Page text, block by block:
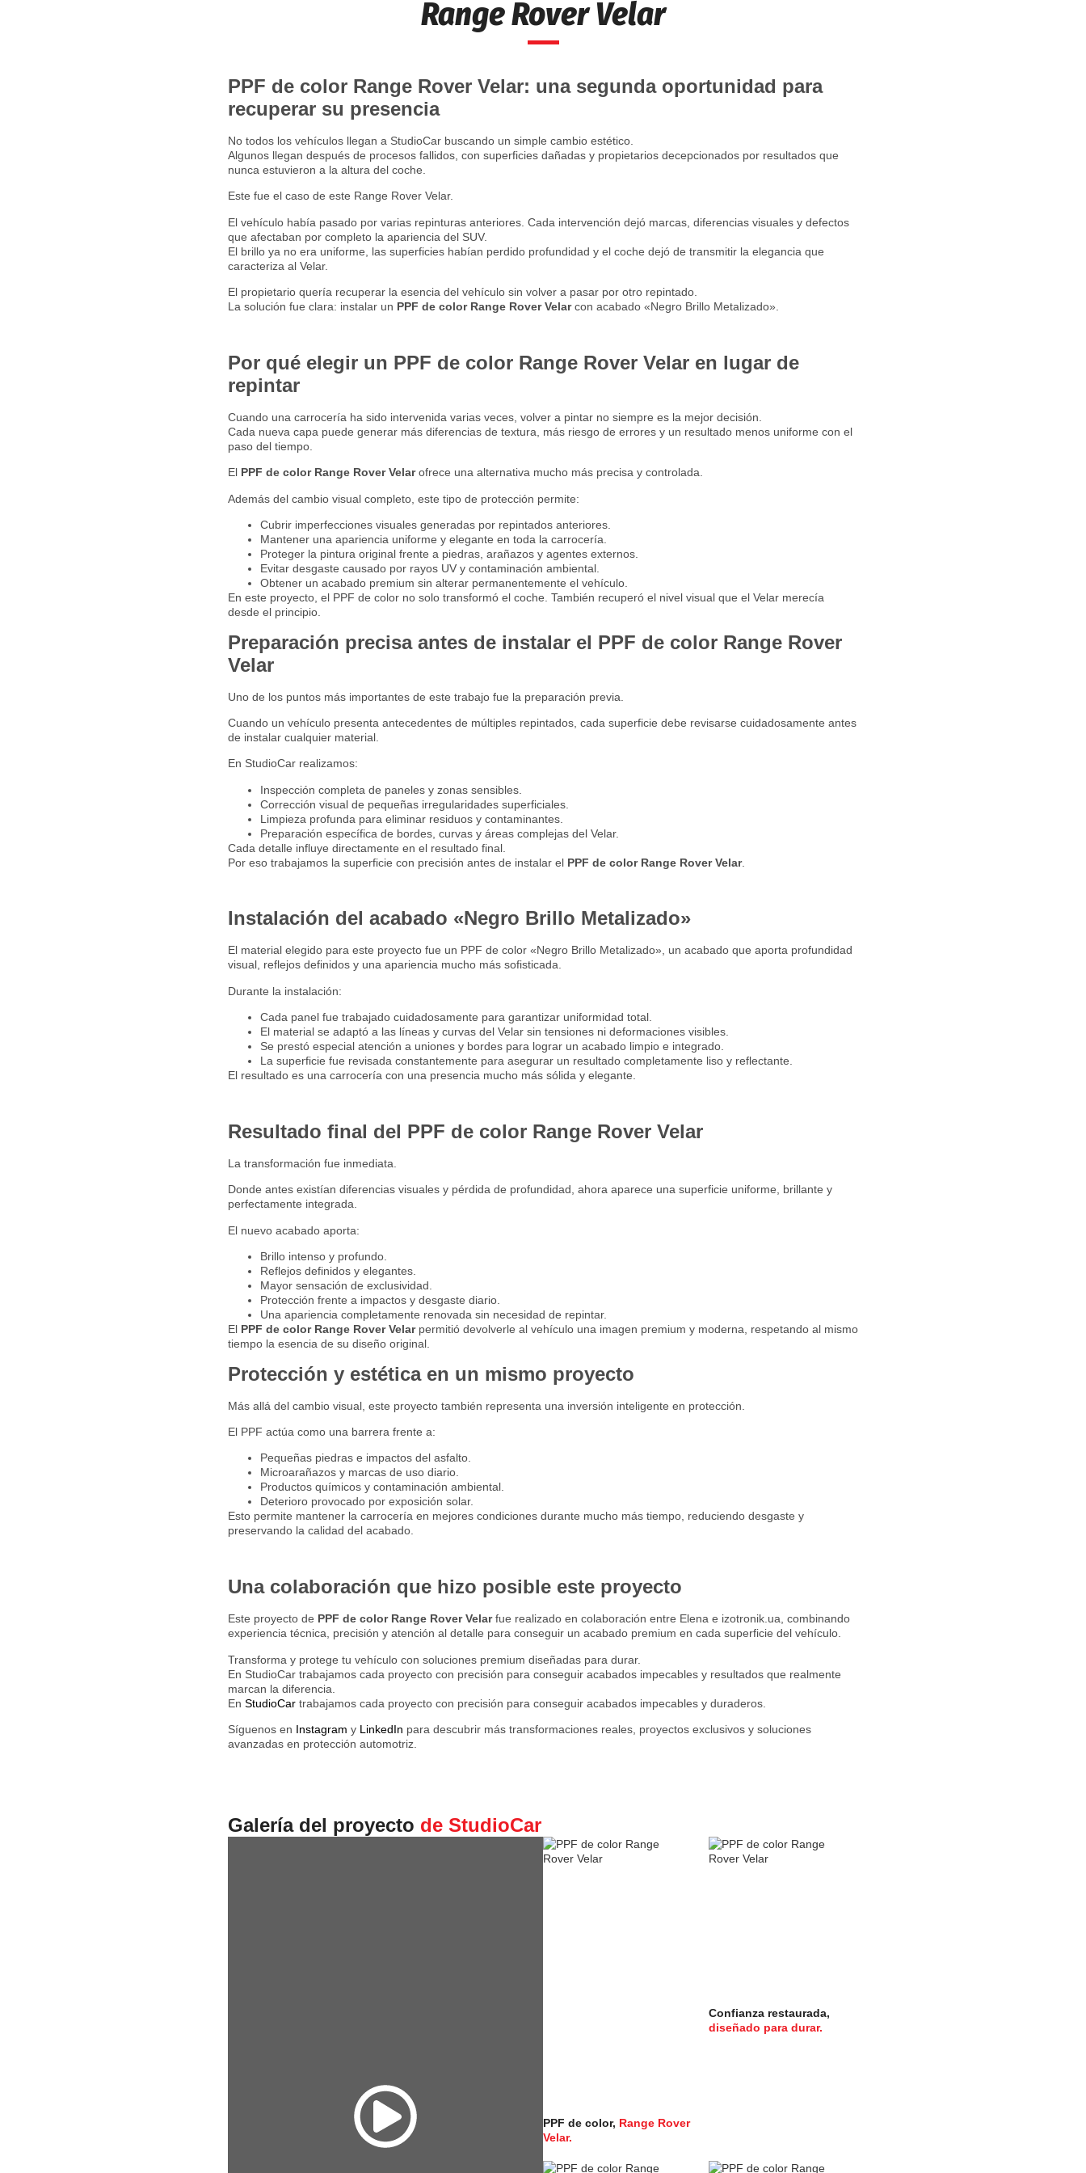
Range Rover Velar
PPF de color Range Rover Velar: una segunda oportunidad para
recuperar su presencia
No todos los vehículos llegan a StudioCar buscando un simple cambio estético.
Algunos llegan después de procesos fallidos, con superficies dañadas y propietarios decepcionados por resultados que
nunca estuvieron a la altura del coche.
Este fue el caso de este Range Rover Velar.
El vehículo había pasado por varias repinturas anteriores. Cada intervención dejó marcas, diferencias visuales y defectos
que afectaban por completo la apariencia del SUV.
El brillo ya no era uniforme, las superficies habían perdido profundidad y el coche dejó de transmitir la elegancia que
caracteriza al Velar.
El propietario quería recuperar la esencia del vehículo sin volver a pasar por otro repintado.
La solución fue clara: instalar un PPF de color Range Rover Velarcon acabado «Negro Brillo Metalizado».
Por qué elegir un PPF de color Range Rover Velar en lugar de
repintar
Cuando una carrocería ha sido intervenida varias veces, volver a pintar no siempre es la mejor decisión.
Cada nueva capa puede generar más diferencias de textura, más riesgo de errores y un resultado menos uniforme con el
paso del tiempo.
El PPF de color Range Rover Velarofrece una alternativa mucho más precisa y controlada.
Además del cambio visual completo, este tipo de protección permite:
Cubrir imperfecciones visuales generadas por repintados anteriores.
Mantener una apariencia uniforme y elegante en toda la carrocería.
Proteger la pintura original frente a piedras, arañazos y agentes externos.
Evitar desgaste causado por rayos UV y contaminación ambiental.
Obtener un acabado premium sin alterar permanentemente el vehículo.
En este proyecto, el PPF de color no solo transformó el coche. También recuperó el nivel visual que el Velar merecía
desde el principio.
Preparación precisa antes de instalar el PPF de color Range Rover
Velar
Uno de los puntos más importantes de este trabajo fue la preparación previa.
Cuando un vehículo presenta antecedentes de múltiples repintados, cada superficie debe revisarse cuidadosamente antes
de instalar cualquier material.
En StudioCar realizamos:
Inspección completa de paneles y zonas sensibles.
Corrección visual de pequeñas irregularidades superficiales.
Limpieza profunda para eliminar residuos y contaminantes.
Preparación específica de bordes, curvas y áreas complejas del Velar.
Cada detalle influye directamente en el resultado final.
Por eso trabajamos la superficie con precisión antes de instalar el PPF de color Range Rover Velar.
Instalación del acabado «Negro Brillo Metalizado»
El material elegido para este proyecto fue un PPF de color «Negro Brillo Metalizado», un acabado que aporta profundidad
visual, reflejos definidos y una apariencia mucho más sofisticada.
Durante la instalación:
Cada panel fue trabajado cuidadosamente para garantizar uniformidad total.
El material se adaptó a las líneas y curvas del Velar sin tensiones ni deformaciones visibles.
Se prestó especial atención a uniones y bordes para lograr un acabado limpio e integrado.
La superficie fue revisada constantemente para asegurar un resultado completamente liso y reflectante.
El resultado es una carrocería con una presencia mucho más sólida y elegante.
Resultado final del PPF de color Range Rover Velar
La transformación fue inmediata.
Donde antes existían diferencias visuales y pérdida de profundidad, ahora aparece una superficie uniforme, brillante y
perfectamente integrada.
El nuevo acabado aporta:
Brillo intenso y profundo.
Reflejos definidos y elegantes.
Mayor sensación de exclusividad.
Protección frente a impactos y desgaste diario.
Una apariencia completamente renovada sin necesidad de repintar.
El PPF de color Range Rover Velarpermitió devolverle al vehículo una imagen premium y moderna, respetando al mismo
tiempo la esencia de su diseño original.
Protección y estética en un mismo proyecto
Más allá del cambio visual, este proyecto también representa una inversión inteligente en protección.
El PPF actúa como una barrera frente a:
Pequeñas piedras e impactos del asfalto.
Microarañazos y marcas de uso diario.
Productos químicos y contaminación ambiental.
Deterioro provocado por exposición solar.
Esto permite mantener la carrocería en mejores condiciones durante mucho más tiempo, reduciendo desgaste y
preservando la calidad del acabado.
Una colaboración que hizo posible este proyecto
Este proyecto de PPF de color Range Rover Velarfue realizado en colaboración entre Elena e izotronik.ua, combinando
experiencia técnica, precisión y atención al detalle para conseguir un acabado premium en cada superficie del vehículo.
Transforma y protege tu vehículo con soluciones premium diseñadas para durar.
En StudioCar trabajamos cada proyecto con precisión para conseguir acabados impecables y resultados que realmente
marcan la diferencia.
En StudioCar trabajamos cada proyecto con precisión para conseguir acabados impecables y duraderos.
Síguenos en Instagram y LinkedIn para descubrir más transformaciones reales, proyectos exclusivos y soluciones
avanzadas en protección automotriz.
Galería del proyecto de StudioCar
PPF de color, Range Rover
Velar.
Confianza restaurada,
diseñado para durar.